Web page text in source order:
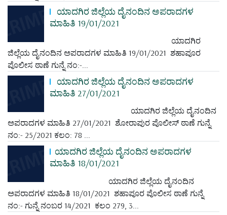
ಯಾದಗಿರ ಜಿಲ್ಲೆಯ ದೈನಂದಿನ ಅಪರಾದಗಳ
ಮಾಹಿತಿ 19/01/2021
ಯಾದಗಿರ
ಜಿಲ್ಲೆಯ ದೈನಂದಿನ ಅಪರಾದಗಳ ಮಾಹಿತಿ 19/01/2021 ಶಹಾಪೂರ
ಪೊಲೀಸ ಠಾಣೆ ಗುನ್ನೆ ನಂ:-...
ಯಾದಗಿರ ಜಿಲ್ಲೆಯ ದೈನಂದಿನ ಅಪರಾದಗಳ
ಮಾಹಿತಿ 27/01/2021
ಯಾದಗಿರ ಜಿಲ್ಲೆಯ ದೈನಂದಿನ
ಅಪರಾದಗಳ ಮಾಹಿತಿ 27/01/2021 ಶೋರಾಪುರ ಪೊಲೀಸ್ ಠಾಣೆ ಗುನ್ನೆ
ನಂ:- 25/2021 ಕಲಂ: 78 ...
ಯಾದಗಿರ ಜಿಲ್ಲೆಯ ದೈನಂದಿನ ಅಪರಾದಗಳ
ಮಾಹಿತಿ 18/01/2021
ಯಾದಗಿರ ಜಿಲ್ಲೆಯ ದೈನಂದಿನ
ಅಪರಾದಗಳ ಮಾಹಿತಿ 18/01/2021 ಶಹಾಪೂರ ಪೊಲೀಸ ಠಾಣೆ ಗುನ್ನೆ
ನಂ:- ಗುನ್ನೆ ನಂಬರ 14/2021 ಕಲಂ 279, 3...